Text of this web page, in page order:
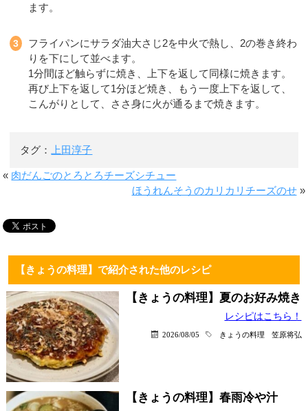
ます。
フライパンにサラダ油大さじ2を中火で熱し、2の巻き終わ
りを下にして並べます。
1分間ほど触らずに焼き、上下を返して同様に焼きます。
再び上下を返して1分ほど焼き、もう一度上下を返して、
こんがりとして、ささ身に火が通るまで焼きます。
タグ： 上田淳子
« 肉だんごのとろとろチーズシチュー
ほうれんそうのカリカリチーズのせ»
【きょうの料理】で紹介された他のレシピ
【きょうの料理】夏のお好み焼き
レシピはこちら！
2026/08/05 きょうの料理 笠原将弘
【きょうの料理】春雨冷や汁